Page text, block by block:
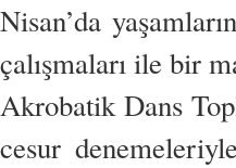
Nisan’da
çalışmaları ile bir
Akrobatik Dans
cesur